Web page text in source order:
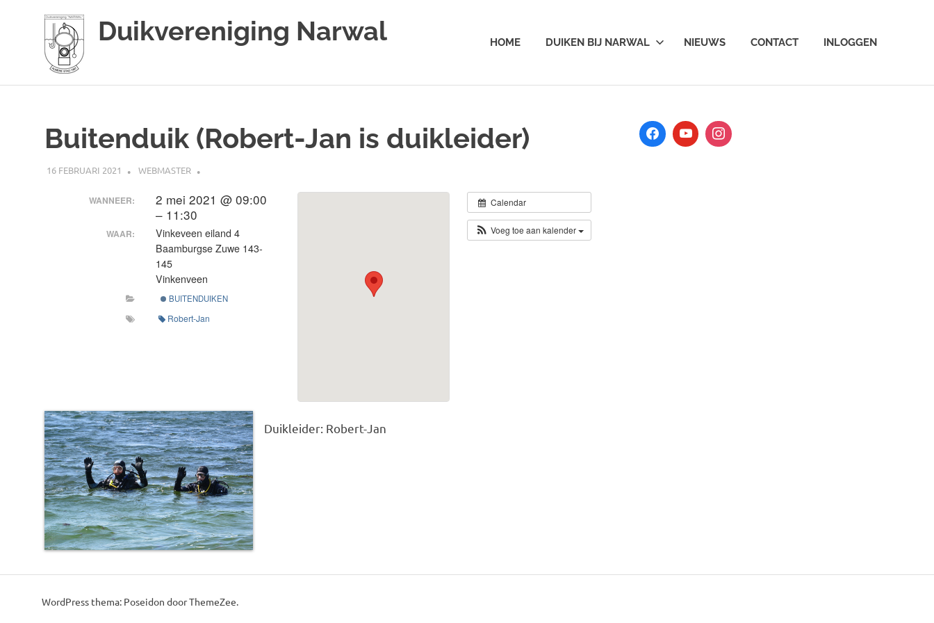
Duikvereniging Narwal HOME DUIKEN BIJ NARWAL NIEUWS CONTACT INLOGGEN
Buitenduik (Robert-Jan is duikleider)
16 FEBRUARI 2021 WEBMASTER
Calendar
Voeg toe aan kalender
WANNEER:
2 mei 2021 @ 09:00
– 11:30
WAAR:
Vinkeveen eiland 4
Baamburgse Zuwe 143-
145
Vinkenveen
BUITENDUIKEN
Robert-Jan
Duikleider: Robert-Jan
WordPress thema: Poseidon door ThemeZee.